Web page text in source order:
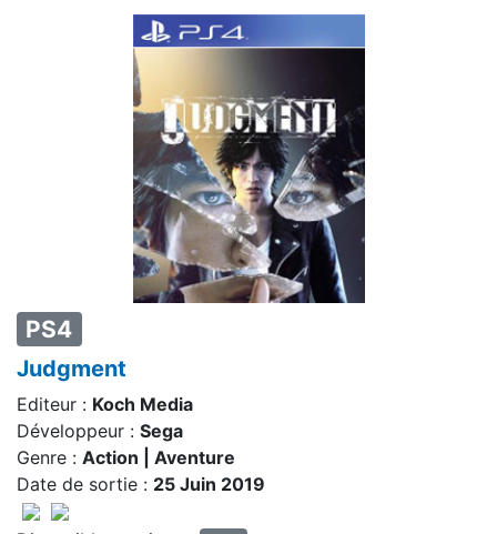
PS4
Judgment
Editeur : Koch Media
Développeur : Sega
Genre : Action | Aventure
Date de sortie : 25 Juin 2019